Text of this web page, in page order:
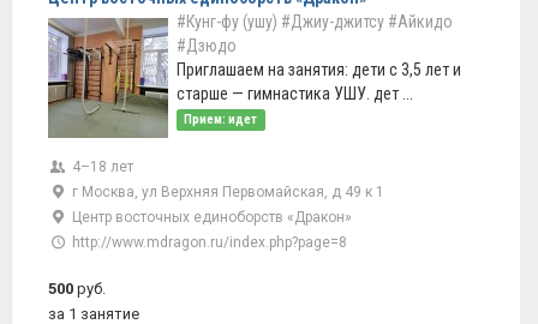
#Кунг-фу (ушу) #Джиу-джитсу #Айкидо
#Дзюдо
Приглашаем на занятия: дети с 3,5 лет и
старше — гимнастика УШУ. дет ...
Прием: идет
4–18 лет
г Москва, ул Верхняя Первомайская, д 49 к 1
Центр восточных единоборств «Дракон»
http://www.mdragon.ru/index.php?page=8
500 руб.
за 1 занятие